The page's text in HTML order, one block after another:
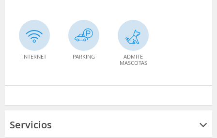
INTERNET PARKING
ADMITE
MASCOTAS
Servicios